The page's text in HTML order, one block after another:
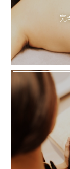
完